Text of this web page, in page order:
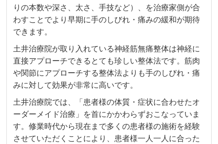
りの本数や深さ、太さ、手技など）、を治療家側が合
わすことでより早期に手のしびれ・痛みの緩和が期待
できます。
土井治療院が取り入れている神経筋無痛整体は神経に
直接アプローチできるとても珍しい整体法です。筋肉
や関節にアプローチする整体法よりも手のしびれ・痛
みに対して効果が非常に高いです。
土井治療院では、「患者様の体質・症状に合わせたオ
ーダーメイド治療」を首にかかわらずおこなっていま
す。修業時代から現在まで多くの患者様の施術を経験
させていただくことにより、患者様一人一人に合った